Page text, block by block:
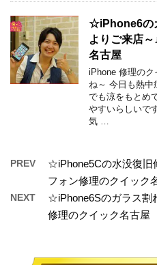
☆iPhone6の
よりご来店
名古屋
iPhone 修理の
ね～ 今日も熱中
でも涼をもとめ
やすいらしいで
気 …
PREV
☆iPhone5Cの水没復旧
フォン修理のクイック
NEXT
☆iPhone6Sのガラス割
修理のクイック名古屋